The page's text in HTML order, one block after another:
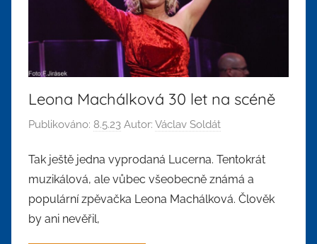
Leona Machálková 30 let na scéně
Publikováno: 8.5.23 Autor: Václav Soldát
Tak ještě jedna vyprodaná Lucerna. Tentokrát
muzikálová, ale vůbec všeobecně známá a
populární zpěvačka Leona Machálková. Člověk
by ani nevěřil,